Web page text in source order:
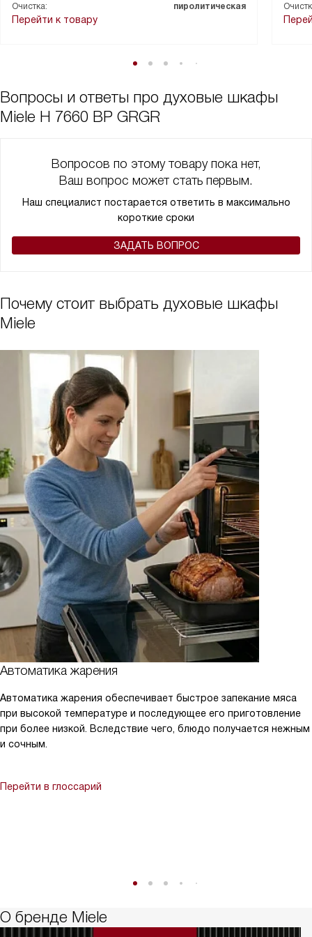
Я даже использовала специальные программы для
приготовления сложных блюд. И результат меня очень
Изначально я боялась, что с таким большим количеством
функций мне будет сложно разобраться, но благодаря
Я очень рада, что выбрала именно этот духовой шкаф. Он
делает процесс приготовления блюд проще и приятнее, а
Очистка:
пиролитическая
Перейти к товару
Вопросы и ответы про духовые шкафы
Miele H 7660 BP GRGR
Вопросов по этому товару пока нет,
Ваш вопрос может стать первым.
Наш специалист постарается ответить в максимально
короткие сроки
ЗАДАТЬ ВОПРОС
Почему стоит выбрать духовые шкафы
Miele
Автоматика жарения
Автоматика жарения обеспечивает быстрое запекание мяса
при высокой температуре и последующее его приготовление
при более низкой. Вследствие чего, блюдо получается нежным
и сочным.
Перейти в глоссарий
О бренде Miele